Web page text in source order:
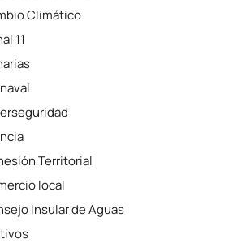
Climático
11
Territorial
local
Insular de Aguas